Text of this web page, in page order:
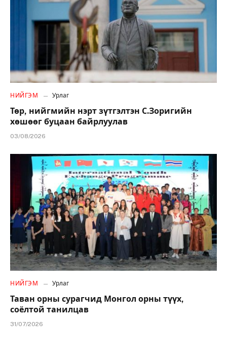
НИЙГЭМ Урлаг
Төр, нийгмийн нэрт зүтгэлтэн С.Зоригийн
хөшөөг буцаан байрлуулав
03/08/2026
НИЙГЭМ Урлаг
Таван орны сурагчид Монгол орны түүх,
соёлтой танилцав
31/07/2026